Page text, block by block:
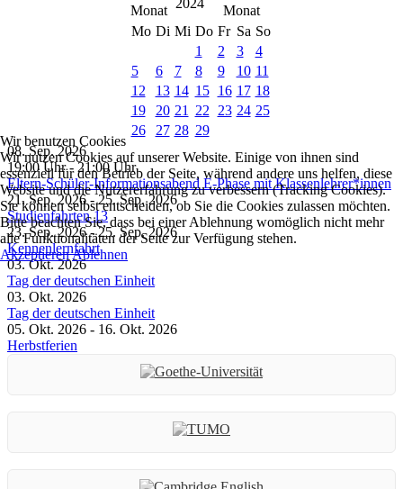
Mo Di Mi Do Fr Sa So
1
2 3
4
5
6 7 8 9 10 11
12
13 14 15 16 17 18
19
20 21 22 23 24 25
26
27 28 29
08. Sep. 2026
19:00 Uhr-21:00 Uhr
Eltern-Schüler-Informationsabend E-Phase mit Klassenlehrer*innen
21. Sep. 2026 -25. Sep. 2026
Studienfahrten 13
23. Sep. 2026 -25. Sep. 2026
Kennenlernfahrt
03. Okt. 2026
Tag der deutschen Einheit
03. Okt. 2026
Tag der deutschen Einheit
05. Okt. 2026 - 16. Okt. 2026
Herbstferien
Wir benutzen Cookies
Wir nutzen Cookies auf unserer Website. Einige von ihnen sind
essenziell für den Betrieb der Seite, während andere uns helfen, diese
Website und die Nutzererfahrung zu verbessern (Tracking Cookies).
Sie können selbst entscheiden, ob Sie die Cookies zulassen möchten.
Bitte beachten Sie, dass bei einer Ablehnung womöglich nicht mehr
alle Funktionalitäten der Seite zur Verfügung stehen.
AkzeptierenAblehnen